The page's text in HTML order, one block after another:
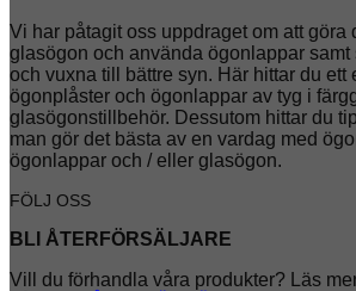
Vi har påtagit oss uppdraget om att göra
glasögon och använda ögonlappar samt
och vuxna till bättre syn. Här hittar du ett
ögonplåster och ögonlappar av tyg i
glasögonstillbehör. Dessutom hittar du
man gör det bästa av en vardag med
ögonlappar och / eller glasögon.
FÖLJ OSS
BLI ÅTERFÖRSÄLJARE
Vill du förhandla våra produkter? Läs